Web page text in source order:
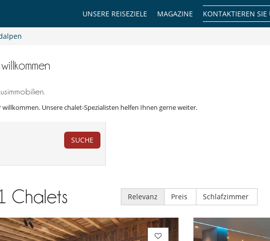
KONTAKTIEREN SIE
MAGAZINE
UNSERE REISEZIELE
Unsere chalet-Spezialisten helfen Ihnen gerne weiter.
SUCHE
Chalets Relevanz Preis Schlafzimmer